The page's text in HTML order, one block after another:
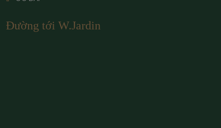
Đường tới W.Jardin